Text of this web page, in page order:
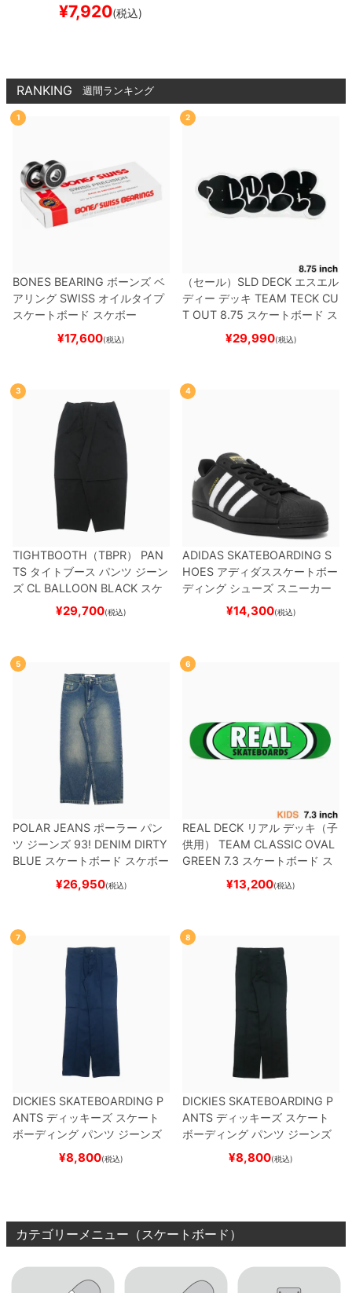
¥7,920(税込)
RANKING 週間ランキング
1
BONES BEARING ボーンズ ベ
アリング SWISS オイルタイプ
スケートボード スケボー
¥17,600(税込)
2
（セール） SLD DECK エスエル
ディー デッキ TEAM TECK CU
T OUT 8.75 スケートボード ス
¥29,990(税込)
3
TIGHTBOOTH（TBPR） PAN
TS タイトブース パンツ ジーン
ズ CL BALLOON BLACK スケ
ートボード スケボー
¥29,700(税込)
4
ADIDAS SKATEBOARDING S
HOES アディダススケートボー
ディング シューズ スニーカー
スーパースターSUPERSTAR A
BLACK/WHITE/WHITE
ー
¥14,300(税込)
5
POLAR JEANS ポーラー パン
ツ ジーンズ 93! DENIM DIRTY
BLUE スケートボード スケボー
¥26,950(税込)
6
REAL DECK リアル デッキ（子
供用）
TEAM CLASSIC OVAL
GREEN 7.3 スケートボード ス
¥13,200(税込)
7
DICKIES SKATEBOARDING P
ANTS ディッキーズ スケート
ボーディング パンツ ジーンズ
SLIM FIT 30 LENGTH
スケートボード スケボ
¥8,800(税込)
8
DICKIES SKATEBOARDING P
ANTS ディッキーズ スケート
ボーディング パンツ ジーンズ
SLIM FIT 30 LENGTH
スケートボード スケボー
¥8,800(税込)
カテゴリーメニュー（スケートボード）